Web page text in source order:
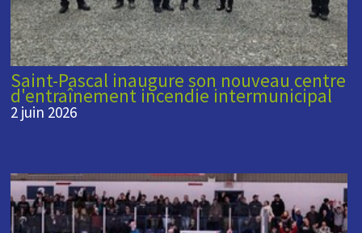
Saint-Pascal inaugure son nouveau centre
d'entraînement incendie intermunicipal
2 juin 2026